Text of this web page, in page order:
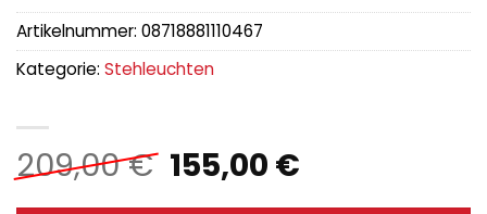
209,00€ Ursprünglicher
Preis
155,00 €Aktueller
Artikelnummer: 08718881110467
Kategorie: Stehleuchten